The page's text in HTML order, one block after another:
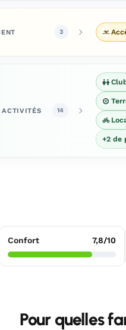
3
ACTIVITÉS 14
+2 de
Confort 7,8/10
Pour quelles